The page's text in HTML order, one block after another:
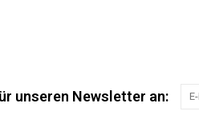
unseren Newsletter an: